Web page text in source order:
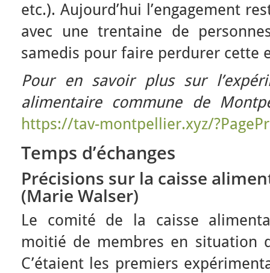
etc.). Aujourd’hui l’engagement
avec une trentaine de
samedis pour faire perdurer cette
Pour en savoir plus sur
alimentaire commune de
https://tav-montpellier.xyz/
Temps d’échanges
Précisions sur la caisse
(Marie Walser)
Le comité de la caisse
moitié de membres en situation
C’étaient les premiers